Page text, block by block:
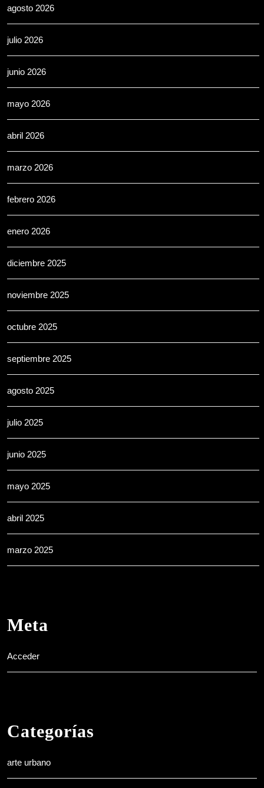
agosto 2026
julio 2026
junio 2026
mayo 2026
abril 2026
marzo 2026
febrero 2026
enero 2026
diciembre 2025
noviembre 2025
octubre 2025
septiembre 2025
agosto 2025
julio 2025
junio 2025
mayo 2025
abril 2025
marzo 2025
Meta
Acceder
Categorías
arte urbano